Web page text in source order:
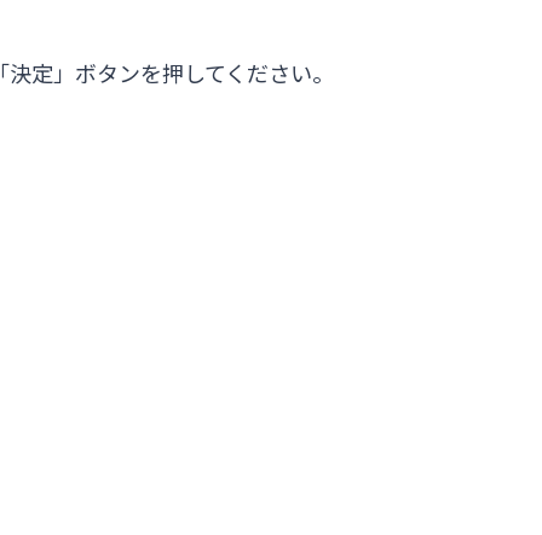
定」ボタンを押してください。